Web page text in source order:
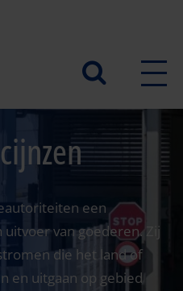
een
van goederen. Zij
die het land of
en uitgaan op gebied